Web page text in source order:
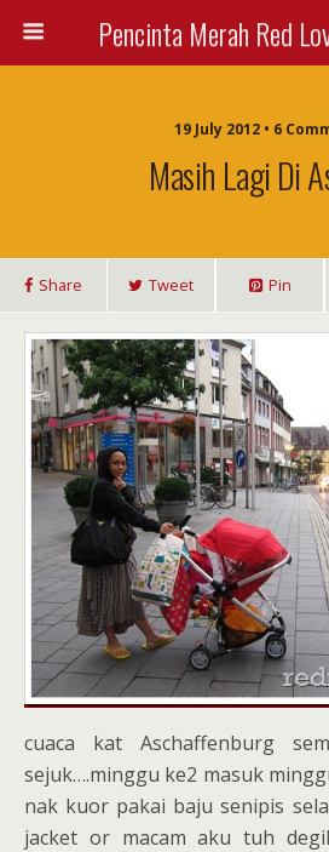
Pencinta Merah Red
19 July 2012 • 6
Masih Lagi Di
Share Tweet Pin
cuaca kat Aschaffenburg
sejuk….minggu ke2 masuk
nak kuor pakai baju senipis
jacket or macam aku tuh